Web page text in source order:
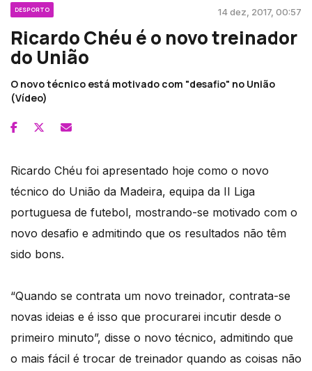
DESPORTO 14 dez, 2017, 00:57
Ricardo Chéu é o novo treinador
do União
O novo técnico está motivado com "desafio" no União
(Vídeo)
Ricardo Chéu foi apresentado hoje como o novo
técnico do União da Madeira, equipa da II Liga
portuguesa de futebol, mostrando-se motivado com o
novo desafio e admitindo que os resultados não têm
sido bons.
“Quando se contrata um novo treinador, contrata-se
novas ideias e é isso que procurarei incutir desde o
primeiro minuto”, disse o novo técnico, admitindo que
o mais fácil é trocar de treinador quando as coisas não